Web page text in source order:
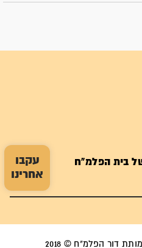
עקבו
אחרינו
בית הפלמ"ח
דור הפלמ"ח © 2018